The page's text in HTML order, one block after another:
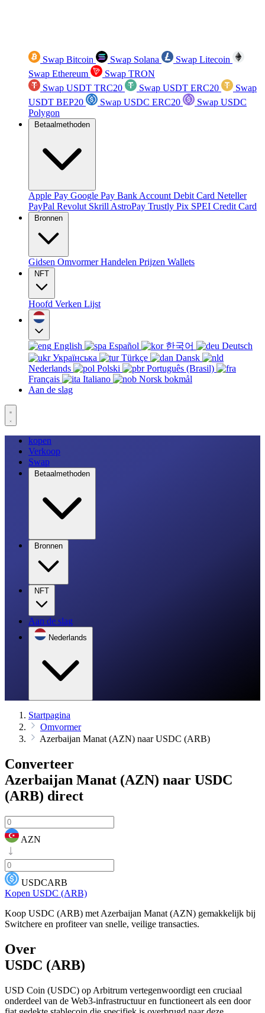
Swap Bitcoin Swap Solana
Swap Litecoin
Swap Ethereum
Swap TRON
Swap USDT TRC20
Swap USDT ERC20
Swap
USDT BEP20
Swap USDC ERC20
Swap USDC
Polygon
Betaalmethoden
Apple Pay Google Pay Bank Account Debit Card Neteller
PayPal Revolut Skrill AstroPay Trustly Pix SPEI Credit Card
Bronnen
Gidsen OmvormerHandelen Prijzen Wallets
NFT
Hoofd Verken Lijst
English Español 한국어
Deutsch
Українська
Türkçe
Dansk
Nederlands
Polski
Português (Brasil)
Français
Italiano
Norsk bokmål
Aan de slag
kopen
Verkoop
Swap
Betaalmethoden
Bronnen
NFT
Aan de slag
Nederlands
Startpagina
Omvormer
Azerbaijan Manat (AZN) naar USDC (ARB)
Converteer
Azerbaijan Manat (AZN) naar USDC
(ARB) direct
AZN
USDCARB
Kopen USDC (ARB)
Koop USDC (ARB) met Azerbaijan Manat (AZN) gemakkelijk bij
Switchere en profiteer van snelle, veilige transacties.
Over
USDC (ARB)
USD Coin (USDC) op Arbitrum vertegenwoordigt een cruciaal
onderdeel van de Web3-infrastructuur en functioneert als een door